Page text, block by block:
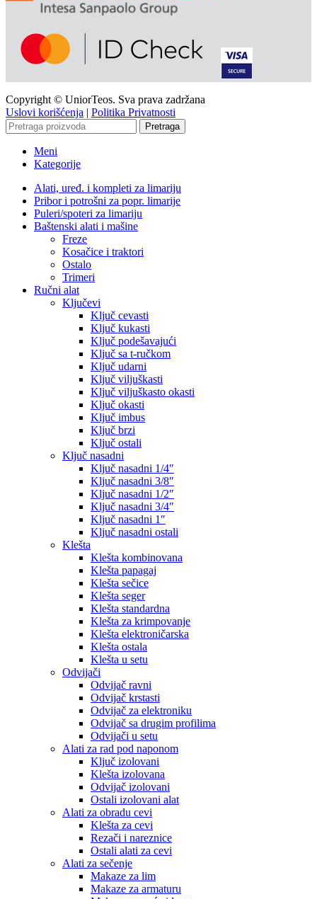
Copyright © UniorTeos. Sva prava zadržana
Uslovi korišćenja | Politika Privatnosti
Pretraga
Meni
Kategorije
Alati, uređ. i kompleti za limariju
Pribor i potrošni za popr. limarije
Puleri/spoteri za limariju
Baštenski alati i mašine
Freze
Kosačice i traktori
Ostalo
Trimeri
Ručni alat
Ključevi
Ključ cevasti
Ključ kukasti
Ključ podešavajući
Ključ sa t-ručkom
Ključ udarni
Ključ viljuškasti
Ključ viljuškasto okasti
Ključ okasti
Ključ imbus
Ključ brzi
Ključ ostali
Ključ nasadni
Ključ nasadni 1/4″
Ključ nasadni 3/8″
Ključ nasadni 1/2″
Ključ nasadni 3/4″
Ključ nasadni 1″
Ključ nasadni ostali
Klešta
Klešta kombinovana
Klešta papagaj
Klešta sečice
Klešta seger
Klešta standardna
Klešta za krimpovanje
Klešta elektroničarska
Klešta ostala
Klešta u setu
Odvijači
Odvijač ravni
Odvijač krstasti
Odvijač za elektroniku
Odvijač sa drugim profilima
Odvijači u setu
Alati za rad pod naponom
Ključ izolovani
Klešta izolovana
Odvijač izolovani
Ostali izolovani alat
Alati za obradu cevi
Klešta za cevi
Rezači i nareznice
Ostali alati za cevi
Alati za sečenje
Makaze za lim
Makaze za armaturu